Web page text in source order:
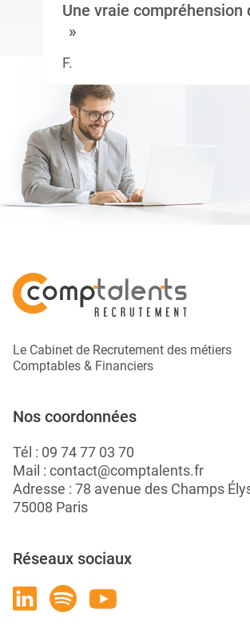
Une vraie compréhension
F.
Le Cabinet de Recrutement des métiers
Comptables & Financiers
Nos coordonnées
Tél : 09 74 77 03 70
Mail : contact@comptalents.fr
Adresse : 78 avenue des Champs
75008 Paris
Réseaux sociaux